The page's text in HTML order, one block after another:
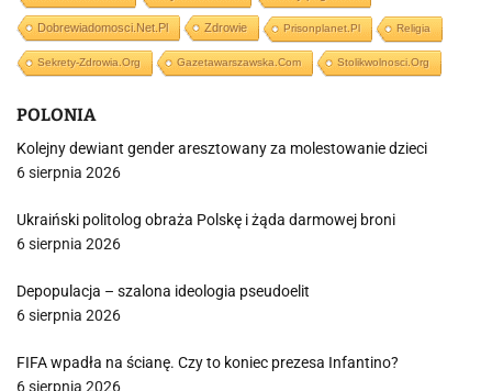
Dobrewiadomosci.net.pl Zdrowie Prisonplanet.pl Religia
Sekrety-Zdrowia.org Gazetawarszawska.com Stolikwolnosci.org
POLONIA
Kolejny dewiant gender aresztowany za molestowanie dzieci
6 sierpnia 2026
Ukraiński politolog obraża Polskę i żąda darmowej broni
6 sierpnia 2026
Depopulacja – szalona ideologia pseudoelit
6 sierpnia 2026
FIFA wpadła na ścianę. Czy to koniec prezesa Infantino?
6 sierpnia 2026